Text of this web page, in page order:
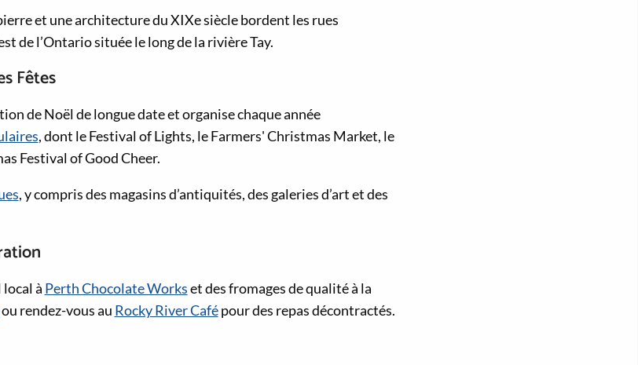
et une architecture du XIXe siècle bordent les rues
de l’Ontario située le long de la rivière Tay.
Fêtes
de Noël de longue date et organise chaque année
, dont le Festival of Lights, le Farmers' Christmas Market, le
Festival of Good Cheer.
, y compris des magasins d’antiquités, des galeries d’art et des
à Perth Chocolate Workset des fromages de qualité à la
rendez-vous au Rocky River Cafépour des repas décontractés.